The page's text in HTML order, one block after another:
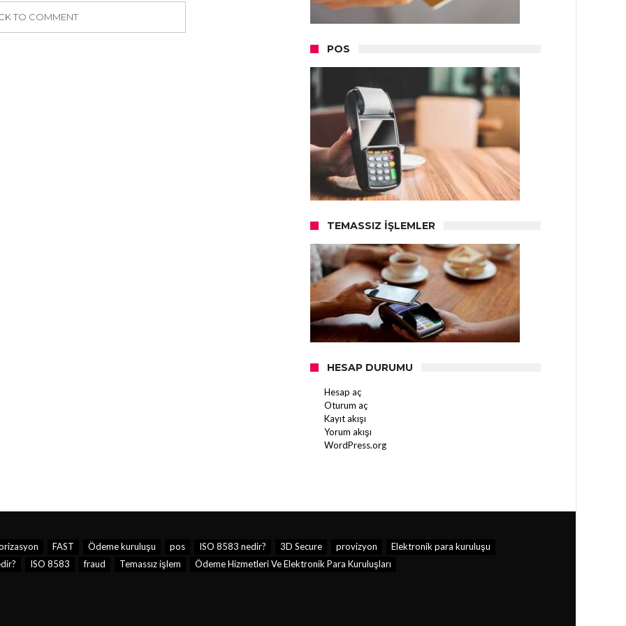
TO COMMENT
POS
TEMASSIZ İŞLEMLER
HESAP DURUMU
Hesap aç
Oturum aç
Kayıt akışı
Yorum akışı
WordPress.org
FAST Ödeme kuruluşu pos ISO 8583 nedir? 3D Secure provizyon
Elektronik para kuruluşu
ISO 8583 fraud Temassız işlem Ödeme Hizmetleri Ve Elektronik Para Kuruluşları